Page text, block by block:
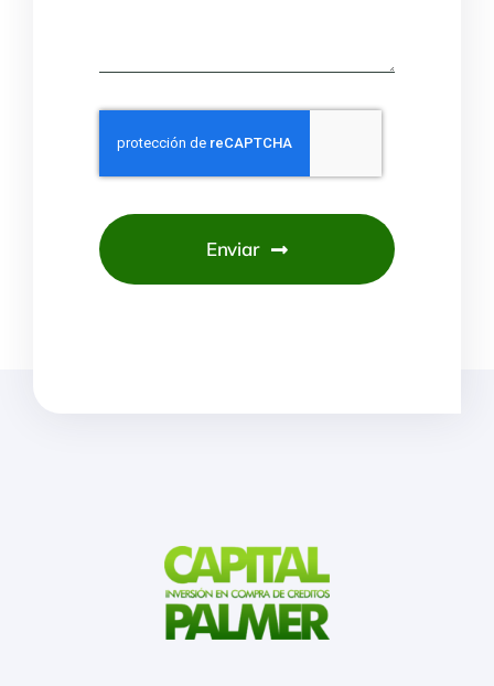
Enviar